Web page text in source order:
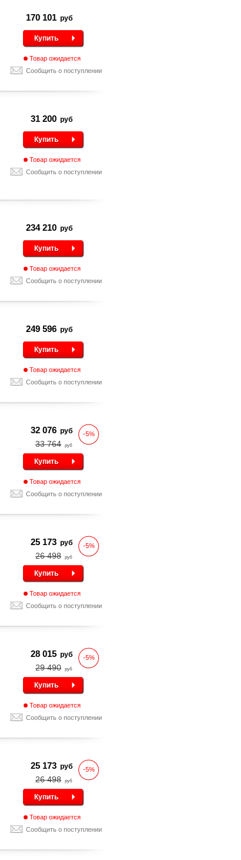
170 101 руб
Купить
Товар ожидается
Сообщить о поступлении
31 200 руб
Купить
Товар ожидается
Сообщить о поступлении
234 210 руб
Купить
Товар ожидается
Сообщить о поступлении
249 596 руб
Купить
Товар ожидается
Сообщить о поступлении
32 076 руб
33 764 руб
-5%
Купить
Товар ожидается
Сообщить о поступлении
25 173 руб
26 498 руб
-5%
Купить
Товар ожидается
Сообщить о поступлении
28 015 руб
29 490 руб
-5%
Купить
Товар ожидается
Сообщить о поступлении
25 173 руб
26 498 руб
-5%
Купить
Товар ожидается
Сообщить о поступлении